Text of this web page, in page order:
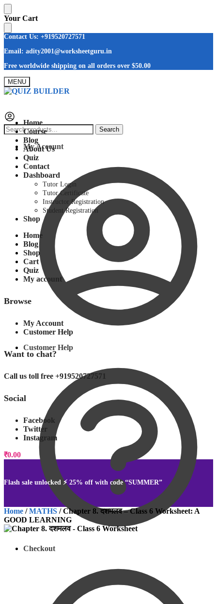
Skip
to
navigation
Skip
to
content
Your Cart
Contact Us: +919520727571
Email: adity2001@worksheetguru.in
Free worldwide shipping on all orders over $50.00
MENU
Search
for:
Search
My Account
Customer Help
Checkout
Home
Course
Blog
About Us
Quiz
Contact
Dashboard
Tutor Login
Tutor Certificate
Instructor Registration
Student Registration
Shop
Home
Blog
Shop
Cart
Quiz
My account
Browse
My Account
Customer Help
Want to chat?
Call us toll free +919520727571
Social
Facebook
Twitter
Instagram
₹0.00
Flash sale unlocked ⚡ 25% off with code “SUMMER”
Home /MATHS /Chapter 8. दशमलव – Class 6 Worksheet: A
GOOD LEARNING